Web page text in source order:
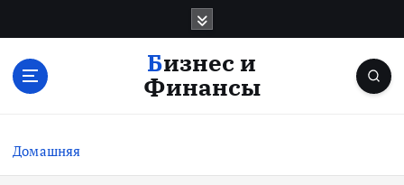
с
Бизнес и
Финансы
Домашняя